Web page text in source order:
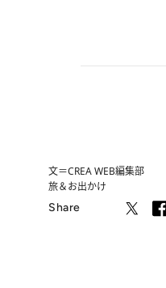
文＝CREA WEB編集部
旅＆お出かけ
Share